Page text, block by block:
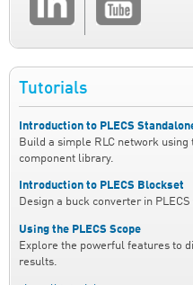
Tutorials
Introduction to PLECS
Build a simple RLC network
component library.
Introduction to PLECS Blockset
Design a buck converter in
Using the PLECS Scope
Explore the powerful features to
results.